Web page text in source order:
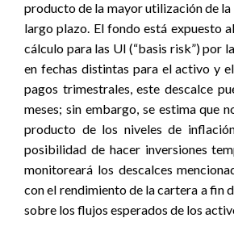
producto de la mayor utilización de la
largo plazo. El fondo está expuesto
cálculo para las UI (“basis risk”) por
en fechas distintas para el activo y
pagos trimestrales, este descalce
meses; sin embargo, se estima que
producto de los niveles de
posibilidad de hacer inversiones
monitoreará los descalces
con el rendimiento de la cartera a fin
sobre los flujos esperados de los